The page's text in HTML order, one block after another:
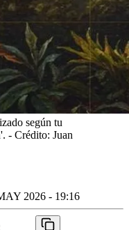
según tu
- Crédito: Juan
2026 - 19:16